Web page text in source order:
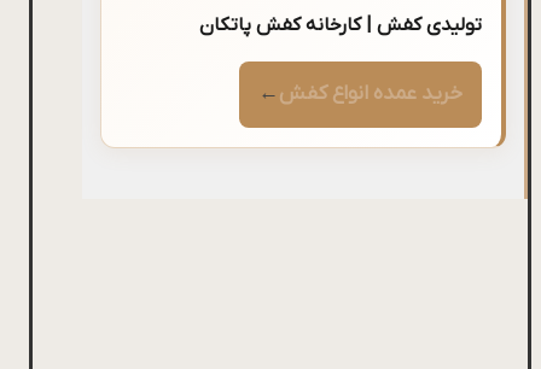
تولیدی کفش | کارخانه کفش پاتکان
خرید عمده انواع کفش←